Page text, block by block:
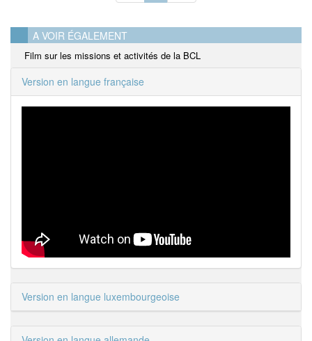
A VOIR ÉGALEMENT
Film sur les missions et activités de la BCL
Version en langue française
Version en langue luxembourgeoise